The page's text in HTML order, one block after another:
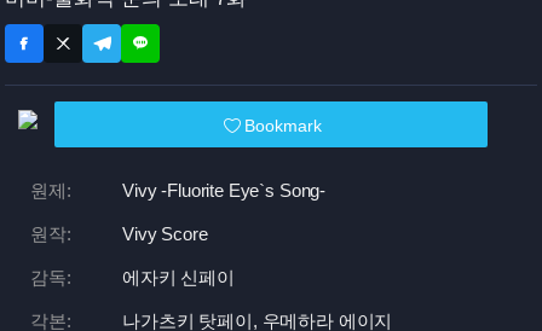
Bookmark
원제: Vivy -Fluorite Eye`s Song-
원작: Vivy Score
감독: 에자키 신페이
각본: 나가츠키 탓페이, 우메하라 에이지